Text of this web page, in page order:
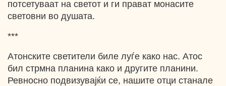
потсетуваат на светот и ги прават монасите
световни во душата.
***
Атонските светители биле луѓе како нас. Атос
бил стрмна планина како и другите планини.
Ревносно подвизувајќи се, нашите отци станале